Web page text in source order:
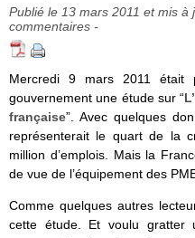
Publié le 13 mars 2011 et mis
commentaires -
Mercredi 9 mars 2011 était
gouvernement une étude sur “
française”. Avec quelques
représenterait le quart de la
million d’emplois. Mais la
de vue de l’équipement des
Comme quelques autres
cette étude. Et voulu